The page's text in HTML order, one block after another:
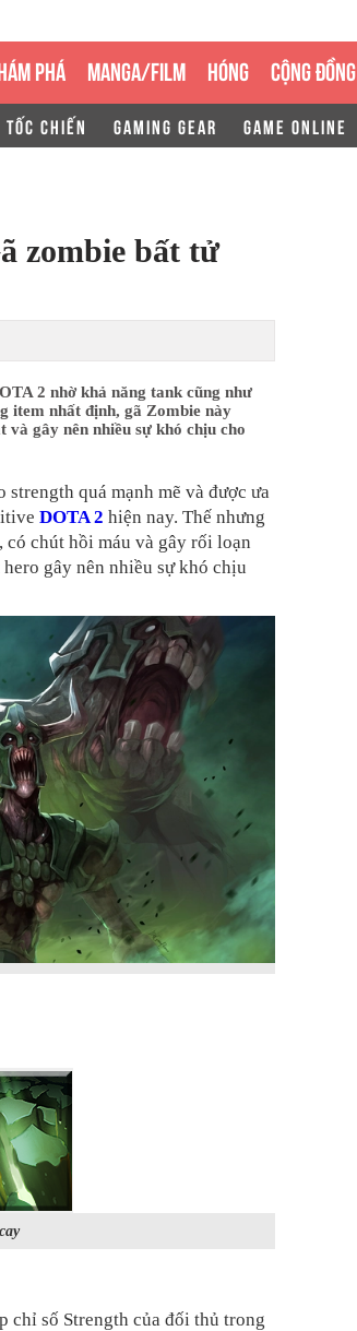
PHÁ MANGA/FILM HÓNG CỘNG ĐỒNG
CHIẾN GAMING GEAR GAME ONLINE
zombie bất tử
2 nhờ khả năng tank cũng như
item nhất định, gã Zombie này
gây nên nhiều sự khó chịu cho
quá mạnh mẽ và được ưa
DOTA 2 hiện nay. Thế nhưng
có chút hồi máu và gây rối loạn
gây nên nhiều sự khó chịu
chỉ số Strength của đối thủ trong